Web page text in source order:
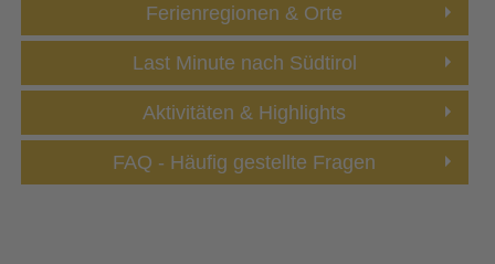
Ferienregionen & Orte
Last Minute nach Südtirol
Aktivitäten & Highlights
FAQ - Häufig gestellte Fragen